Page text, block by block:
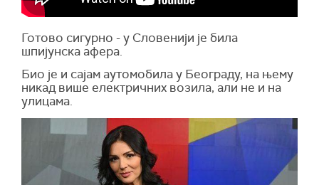
Готово сигурно - у Словенији је била
шпијунска афера.
Био је и сајам аутомобила у Београду, на њему
никад више електричних возила, али не и на
улицама.